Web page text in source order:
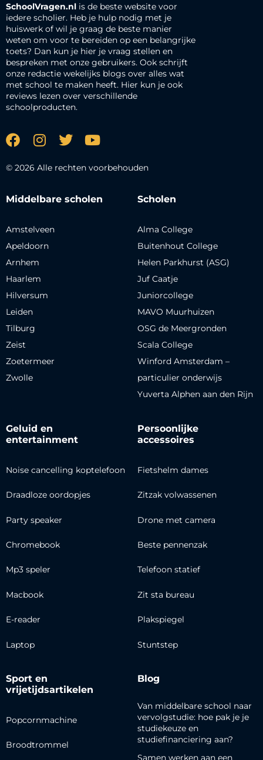
SchoolVragen.nl is de beste website voor
iedere scholier. Heb je hulp nodig met je
huiswerk of wil je graag de beste manier
weten om voor te bereiden op een belangrijke
toets? Dan kun je hier je vraag stellen en
bespreken met onze gebruikers. Ook schrijft
onze redactie wekelijks blogs over alles wat
met school te maken heeft. Hier kun je ook
reviews lezen over verschillende
schoolproducten.
© 2026 Alle rechten voorbehouden
Middelbare scholen
Amstelveen
Apeldoorn
Arnhem
Haarlem
Hilversum
Leiden
Tilburg
Zeist
Zoetermeer
Zwolle
Scholen
Alma College
Buitenhout College
Helen Parkhurst (ASG)
Juf Caatje
Juniorcollege
MAVO Muurhuizen
OSG de Meergronden
Scala College
Winford Amsterdam –
particulier onderwijs
Yuverta Alphen aan den Rijn
Geluid en
entertainment
Noise cancelling koptelefoon
Draadloze oordopjes
Party speaker
Chromebook
Mp3 speler
Macbook
E-reader
Laptop
Persoonlijke
accessoires
Fietshelm dames
Zitzak volwassenen
Drone met camera
Beste pennenzak
Telefoon statief
Zit sta bureau
Plakspiegel
Stuntstep
Sport en
vrijetijdsartikelen
Popcornmachine
Broodtrommel
Blog
Van middelbare school naar
vervolgstudie: hoe pak je je
studiekeuze en
studiefinanciering aan?
Samen werken aan een